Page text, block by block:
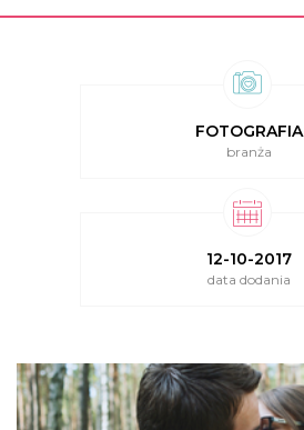
FOTOGRAFIA
branża
12-10-2017
data dodania